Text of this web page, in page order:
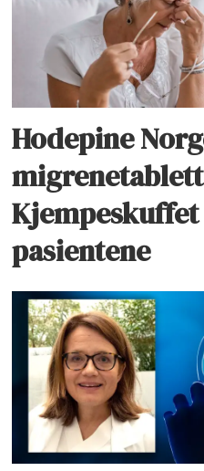
Hodepine
Kjempeskuffet
pasientene